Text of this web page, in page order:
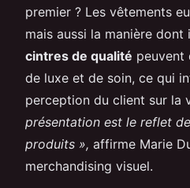
premier ? Les vêtements
mais aussi la manière
cintres de qualité peuvent
de luxe et de soin, ce qui
perception du client sur la
présentation est le reflet
produits », affirme Marie
merchandising visuel.